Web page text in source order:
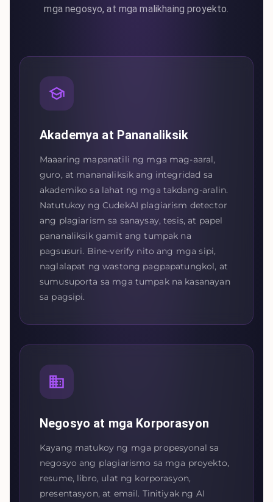
mga negosyo, at mga malikhaing proyekto.
Akademya at Pananaliksik
Maaaring mapanatili ng mga mag-aaral,
guro, at mananaliksik ang integridad sa
akademiko sa lahat ng mga takdang-aralin.
Natutukoy ng CudekAI plagiarism detector
ang plagiarism sa sanaysay, tesis, at papel
pananaliksik gamit ang tumpak na
pagsusuri. Bine-verify nito ang mga sipi,
naglalapat ng wastong pagpapatungkol, at
sumusuporta sa mga tumpak na kasanayan
sa pagsipi.
Negosyo at mga Korporasyon
Kayang matukoy ng mga propesyonal sa
negosyo ang plagiarismo sa mga proyekto,
resume, libro, ulat ng korporasyon,
presentasyon, at email. Tinitiyak ng AI